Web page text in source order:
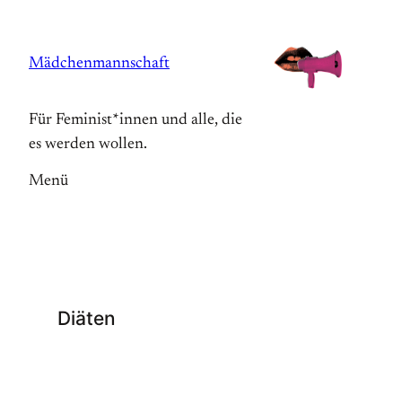
springen
Mädchenmannschaft
Für Feminist*innen und alle, die
es werden wollen.
Menü
Diäten